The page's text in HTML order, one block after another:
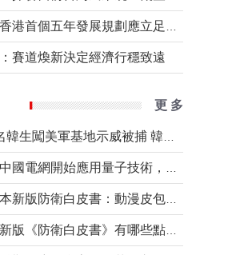
賽道煥新決定經濟行穩致遠
更 多